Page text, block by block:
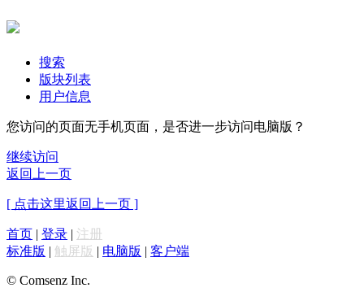
搜索
版块列表
用户信息
您访问的页面无手机页面，是否进一步访问电脑版？
继续访问
返回上一页
[ 点击这里返回上一页 ]
首页 | 登录 | 注册
标准版 | 触屏版 | 电脑版 | 客户端
© Comsenz Inc.